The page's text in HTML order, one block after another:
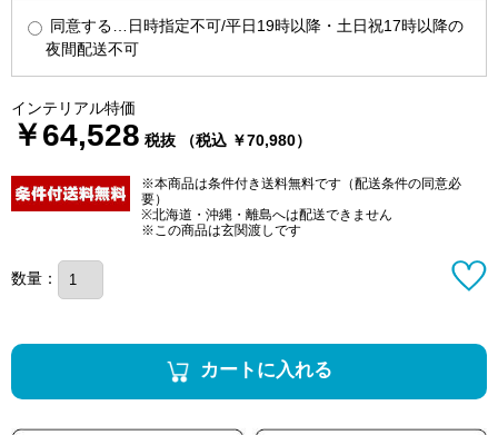
同意する…日時指定不可/平日19時以降・土日祝17時以降の
夜間配送不可
インテリアル特価
￥64,528 税抜 （税込 ￥70,980）
※本商品は条件付き送料無料です（配送条件の同意必
要）
※北海道・沖縄・離島へは配送できません
※この商品は玄関渡しです
数量：
カートに入れる